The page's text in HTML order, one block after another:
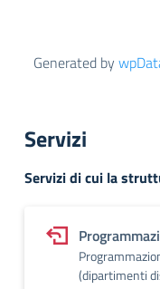
Generated by
Servizi
Servizi di cui la
(dipartimenti